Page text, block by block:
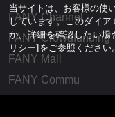
FANY Channel
FANY Crowdfunding
FANY Mall
FANY Commu
当サイトは、お客様の使
しています。このダイ
か、詳細を確認したい場
リシー]をご参照ください。